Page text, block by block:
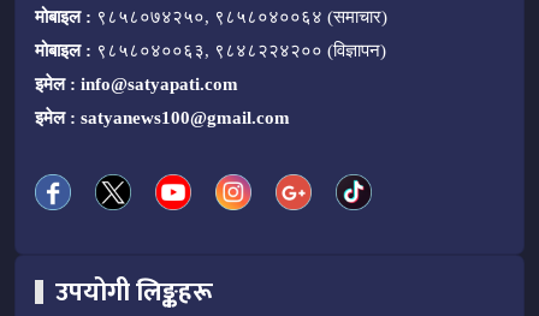
मोबाइल : ९८५८०७४२५०, ९८५८०४००६४ (समाचार)
मोबाइल : ९८५८०४००६३, ९८४८२२४२०० (विज्ञापन)
इमेल : info@satyapati.com
इमेल : satyanews100@gmail.com
उपयोगी लिङ्कहरू